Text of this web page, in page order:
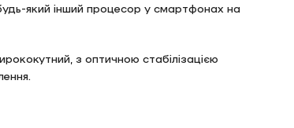
який інший процесор у смартфонах на
з оптичною стабілізацією